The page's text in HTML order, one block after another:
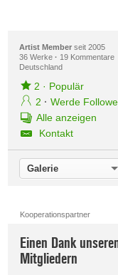
Artist Memberseit 2005
36 Werke · 19 Kommentare
Deutschland
2 · Populär
2 · Werde
Alle anzeigen
Kontakt
Galerie
Kooperationspartner
Einen Dank
Mitgliedern